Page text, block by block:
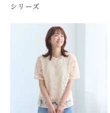
シリーズ